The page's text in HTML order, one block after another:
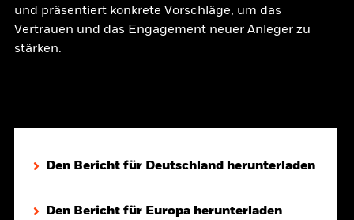
und präsentiert konkrete Vorschläge, um das
Vertrauen und das Engagement neuer Anleger zu
stärken.
Den Bericht für Deutschland herunterladen
Den Bericht für Europa herunterladen